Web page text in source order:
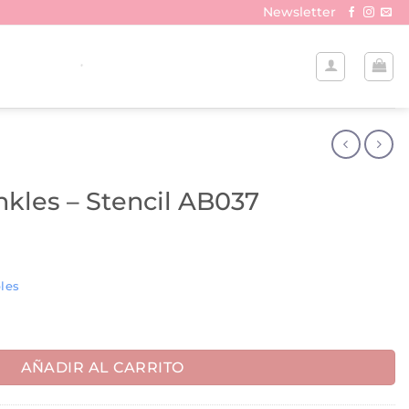
Newsletter
– Stencil AB037
cantidad
AÑADIR AL CARRITO